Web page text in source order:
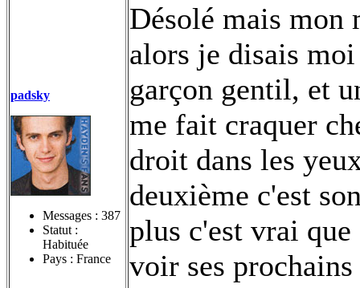
padsky
Messages : 387
Statut :
Habituée
Pays : France
Désolé mais mon
alors je disais moi
garçon gentil, et
me fait craquer
droit dans les
deuxième c'est
plus c'est vrai
voir ses